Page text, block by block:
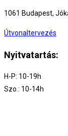
1061 Budapest,
Útvonaltervezés
Nyitvatartás:
H-P: 10-19h
Szo.: 10-14h